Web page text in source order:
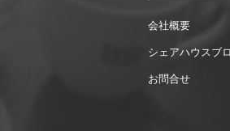
会社概要
シェアハウスブ
お問合せ